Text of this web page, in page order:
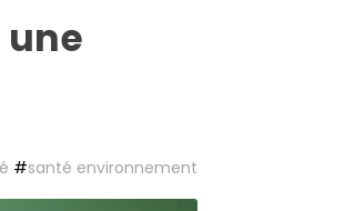
#santé environnement